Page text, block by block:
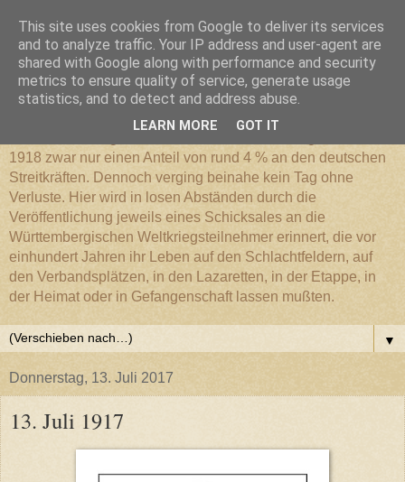
Württembergischer
Weltkriegs-Blog
1918 zwar nur einen Anteil von rund 4 % an den deutschen
Streitkräften. Dennoch verging beinahe kein Tag ohne
Verluste. Hier wird in losen Abständen durch die
Veröffentlichung jeweils eines Schicksales an die
Württembergischen Weltkriegsteilnehmer erinnert, die vor
einhundert Jahren ihr Leben auf den Schlachtfeldern, auf
den Verbandsplätzen, in den Lazaretten, in der Etappe, in
der Heimat oder in Gefangenschaft lassen mußten.
▼
Donnerstag, 13. Juli 2017
13. Juli 1917
This site uses cookies from Google to deliver its services
and to analyze traffic. Your IP address and user-agent are
shared with Google along with performance and security
metrics to ensure quality of service, generate usage
statistics, and to detect and address abuse.
LEARN MORE GOT IT